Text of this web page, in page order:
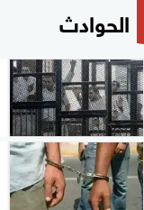
الحوادث